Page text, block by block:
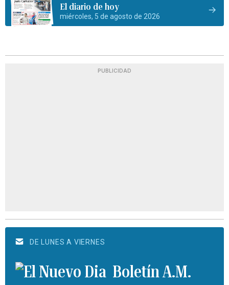
El diario de hoy
miércoles, 5 de agosto de 2026
PUBLICIDAD
DE LUNES A VIERNES
Boletín A.M.